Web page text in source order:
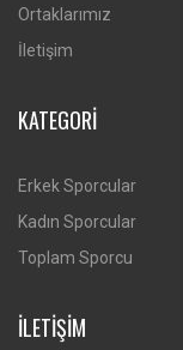
Ortaklarımız
İletişim
KATEGORİ
Erkek Sporcular
Kadın Sporcular
Toplam Sporcu
İLETİŞİM